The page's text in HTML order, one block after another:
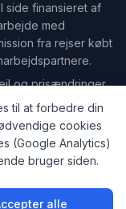
side finansieret af
med
fra rejser købt
og prisændringer.
til billige rejser
med hjælp fra
Om os-side.
SPØRG
AI Rejseguiden
til at forbedre din
cookies
(Google Analytics)
bruger siden.
alle